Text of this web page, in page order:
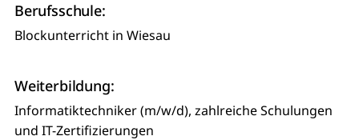
Berufsschule:
Blockunterricht in Wiesau
Weiterbildung:
Informatiktechniker (m/w/d), zahlreiche Schulungen
und IT-Zertifizierungen